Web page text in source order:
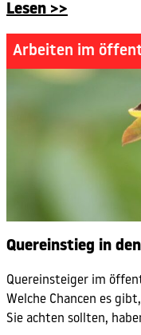
Lesen >>
Arbeiten im
Quereinstieg in
Quereinsteiger im
Welche Chancen es
Sie achten sollten,